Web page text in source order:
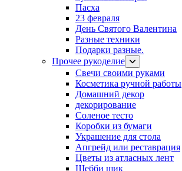
Пасха
23 февраля
День Святого Валентина
Разные техники
Подарки разные.
Прочее рукоделие
Свечи своими руками
Косметика ручной работы
Домашний декор
декорирование
Соленое тесто
Коробки из бумаги
Украшение для стола
Апгрейд или реставрация
Цветы из атласных лент
Шебби шик